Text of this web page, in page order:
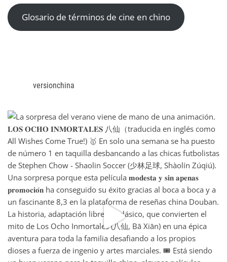
Glosario de términos de cine en chino
versionchina